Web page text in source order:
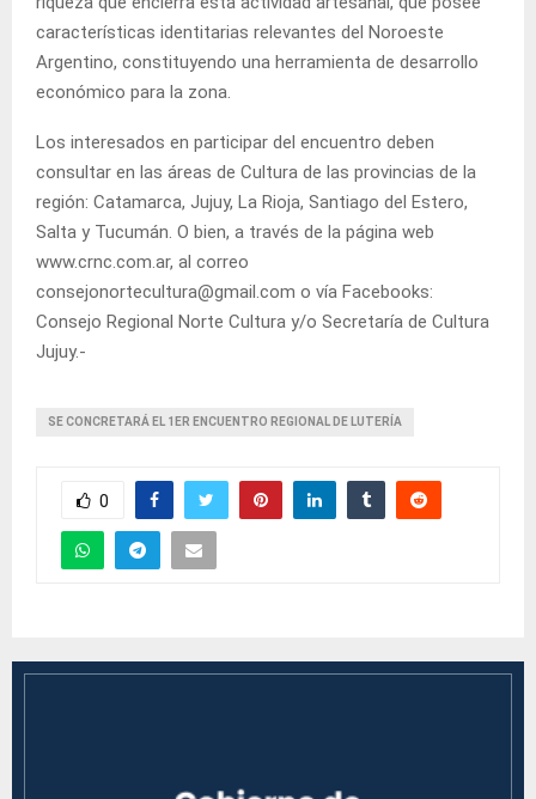
características identitarias relevantes del Noroeste
Argentino, constituyendo una herramienta de desarrollo
económico para la zona.
Los interesados en participar del encuentro deben
consultar en las áreas de Cultura de las provincias de la
región: Catamarca, Jujuy, La Rioja, Santiago del Estero,
Salta y Tucumán. O bien, a través de la página web
www.crnc.com.ar, al correo
consejonortecultura@gmail.com o vía Facebooks:
Consejo Regional Norte Cultura y/o Secretaría de Cultura
Jujuy.-
SE CONCRETARÁ EL 1ER ENCUENTRO REGIONAL DE LUTERÍA
0